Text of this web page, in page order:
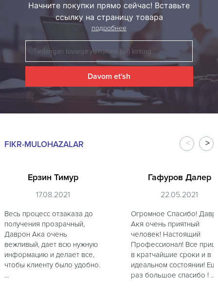
Начните покупки прямо сейчас! Вставьте
ссылку на страницу товара
подробнее
FIKR-MULOHAZALAR
Ерзин Тимур
17.08.2021
Весь процесс отзаказа до
получения прозрачный,
Даврон Ака очень
вежливый, дает всю нужную
информацию и делает все,
чтобы клиенту было удобно.
...
Гафуров Далер
22.05.2021
Огромное Спасибо!
Акя очень приятный
человек! Настоящий
Профессионал! Все
в кратчайшие сроки и в
идеальном состоянии!
раз большое спасибо ! ...